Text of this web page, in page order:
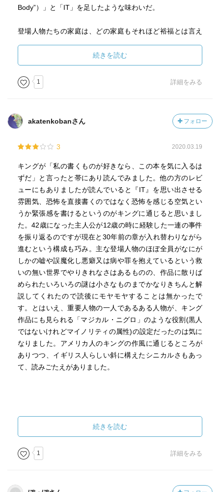
Body”）」と「IT」を足したような味わいだ。
登場人物たちの家庭は、どの家庭もそれほど裕福とは言え
少年たちの境遇が彼らの将来に暗い陰を落としているが、
それでもまだそれを知らない少年時代を楽しんでいる。そ
こは「スタンド・バイ・ミー」だ。
そして、その陰が現実になったことを確認するかのよう
成は「IT」だ。
こういう貧困にあって、半ば将来を諦めつつも明るく振る
をイギリス人の女性が書いたというのが凄い。
続きを読む
1 詳細をみる
akatenkobanさん フォロー
3 2020.03.19
キングが「私の書くものが好きなら、この本を気に入るは
ずだ」と言ったと帯にあり読んでみました。他の方のレビ
ューにもありましたが読んでいると『IT』を思い出させる
雰囲気、恐怖を直接書くのではなく恐怖を感じる空気とい
うか緊張感を書けるというのがキングに通じると思いまし
た。42歳になった主人公が12歳の時に経験した一連の事件
を振り返るのですが現在と30年前の章が入れ替わりながら
進むという構成も巧み。主な登場人物のほぼ全員がなにが
しかの嘘や誤魔化し悪癖又は病や罪を抱えているという救
いの無い世界でやりきれなさはあるものの、作品に散りば
められたいろいろの謎は小さなものまでかなりきちんと解
説してくれたので読後にモヤモヤすることは無かったで
す。とはいえ、重要人物の一人であるある人物が、キング
作品にも見られる「マジカル・ニグロ」のような役割(黒人
ではないけれどマイノリティの属性)の設定だったのは気に
なりました。アメリカ人のキングの作風に通じるところが
ありつつ、イギリス人らしい斜に構えたシニカルさもあっ
て、読みごたえがありました。
続きを読む
1 詳細をみる